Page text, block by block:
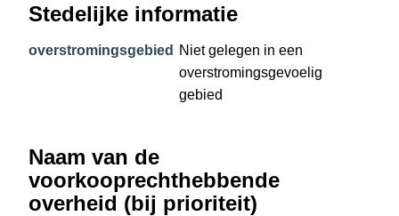
Stedelijke informatie
overstromingsgebied
Niet gelegen in een
overstromingsgevoelig
gebied
Naam van de
voorkooprechthebbende
overheid (bij prioriteit)